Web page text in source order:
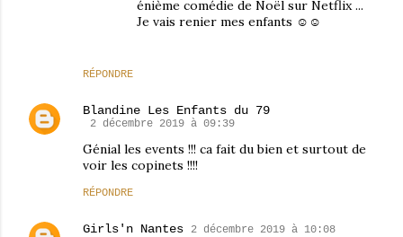
RÉPONDRE
énième comédie de Noël sur Netflix ...
Je vais renier mes enfants ☺☺
Blandine Les Enfants du 79
2 décembre 2019 à 09:39
Génial les events !!! ca fait du bien et surtout de
voir les copinets !!!!
RÉPONDRE
Girls'n Nantes 2 décembre 2019 à 10:08